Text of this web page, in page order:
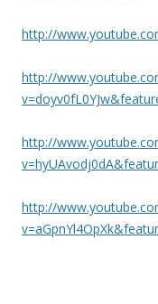
http://
http://
http://
http://